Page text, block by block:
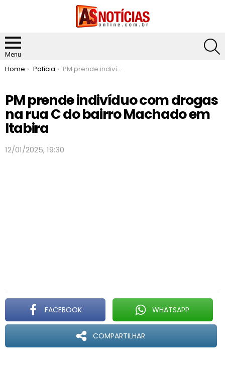
Menu
You are here:
Home Polícia PM prende indivíduo com drogas na rua C do bairro Machado em Itabira
PM prende indivíduo com drogas
na rua C do bairro Machado em
Itabira
12/01/2025, 19:30
FACEBOOK WHATSAPP
COMPARTILHAR